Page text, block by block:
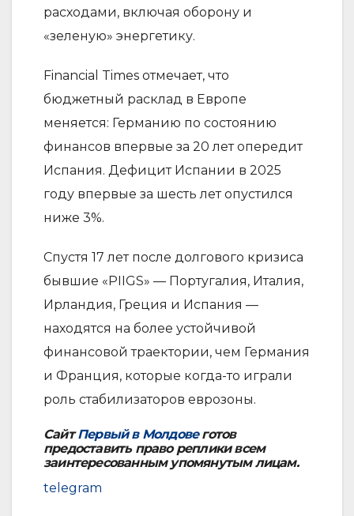
расходами, включая оборону и
«зеленую» энергетику.
Financial Times отмечает, что
бюджетный расклад в Европе
меняется: Германию по состоянию
финансов впервые за 20 лет опередит
Испания. Дефицит Испании в 2025
году впервые за шесть лет опустился
ниже 3%.
Спустя 17 лет после долгового кризиса
бывшие «PIIGS» — Португалия, Италия,
Ирландия, Греция и Испания —
находятся на более устойчивой
финансовой траектории, чем Германия
и Франция, которые когда-то играли
роль стабилизаторов еврозоны.
СайтПервый в Молдовеготов
предоставить право реплики всем
заинтересованным упомянутым лицам.
telegram